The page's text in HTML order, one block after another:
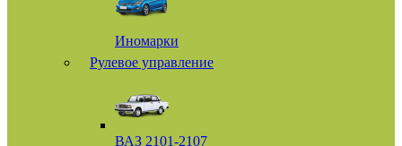
Иномарки
Рулевое управление
ВАЗ 2101-2107